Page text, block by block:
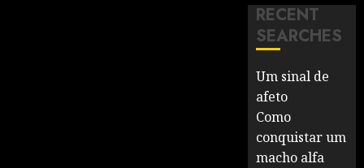
RECENT
SEARCHES
Um sinal de
afeto
Como
conquistar um
macho alfa